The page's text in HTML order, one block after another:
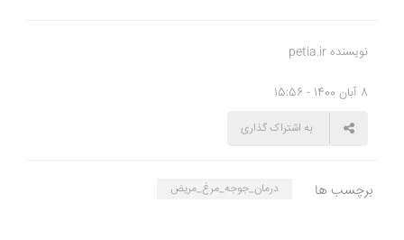
نویسنده petia.ir
8 آبان 1400 - 15:56
به اشتراک گذاری
برچسب ها درمان_جوجه_مرغ_مریض